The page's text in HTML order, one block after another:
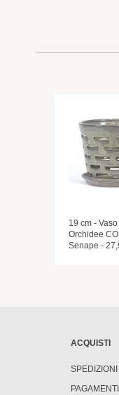
19 cm -
Orchidee
Senape -
ACQUISTI
SPEDIZIONI
PAGAMENTI